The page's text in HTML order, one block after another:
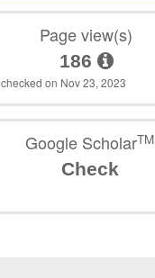
Page view(s)
186
checked on Nov 23, 2023
Google ScholarTM
Check